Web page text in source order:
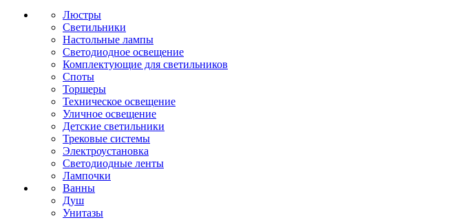
Люстры
Светильники
Настольные лампы
Светодиодное освещение
Комплектующие для светильников
Споты
Торшеры
Техническое освещение
Уличное освещение
Детские светильники
Трековые системы
Электроустановка
Светодиодные ленты
Лампочки
Ванны
Душ
Унитазы